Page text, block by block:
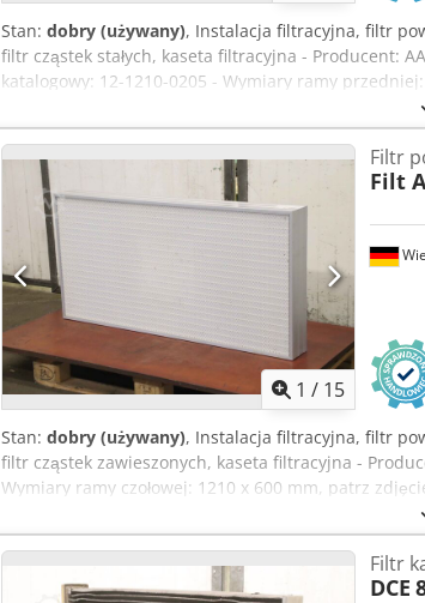
Stan: dobry (używany), Instalacja filtracyjna, filtr
filtr cząstek stałych, kaseta filtracyjna - Producent:
katalogowy: 12-1210-0205 - Wymiary ramy
znamionowej - Ilość: dostępne 2 sztuki filtrów
Wymiary: 1170/110/H570 mm - Waga: 11 kg/szt.
1 / 15
Filtr
Filt
Stan: dobry (używany), Instalacja filtracyjna, filtr
filtr cząstek zawieszonych, kaseta filtracyjna -
Wymiary ramy czołowej: 1210 x 600 mm, patrz
Ilość: dostępnych 20 sztuk filtrów powietrza - Cena:
1210/190/H600 mm - Waga: 16 kg/szt.
Filtr
DCE